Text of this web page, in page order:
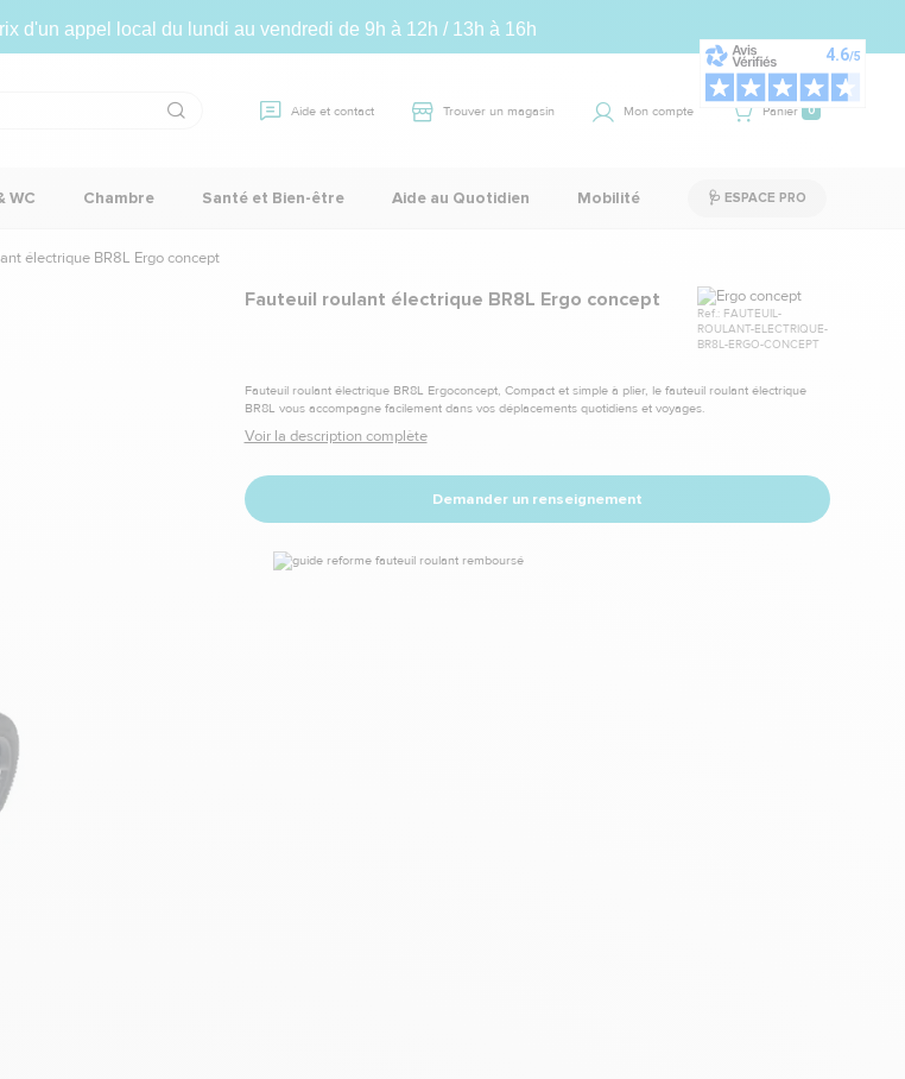
d'un appel local du lundi au vendredi de 9h à 12h / 13h à 16h
Aide et contact Trouver un magasin Mon compte Panier 0
WC Chambre Santé et Bien-être Aide au Quotidien Mobilité 🩺 ESPACE PRO
électrique BR8L Ergo concept
Fauteuil roulant électrique BR8L Ergo concept Marque
Ref.: FAUTEUIL-
ROULANT-ELECTRIQUE-
BR8L-ERGO-CONCEPT
Fauteuil roulant électrique BR8L Ergoconcept, Compact et simple à plier, le fauteuil roulant électrique
BR8L vous accompagne facilement dans vos déplacements quotidiens et voyages.
Voir la description complète
Demander un renseignement